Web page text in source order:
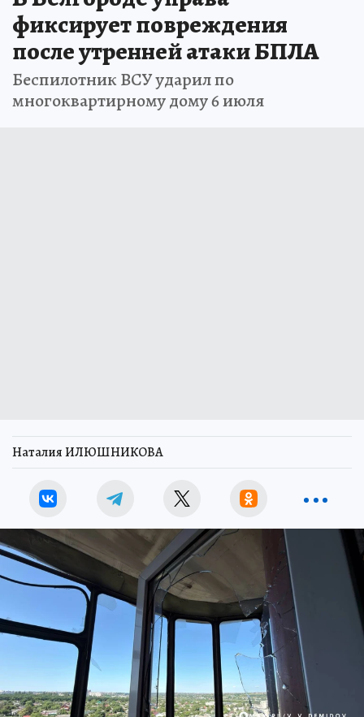
фиксирует повреждения
после утренней атаки БПЛА
Беспилотник ВСУ ударил по
многоквартирному дому 6 июля
Наталия ИЛЮШНИКОВА